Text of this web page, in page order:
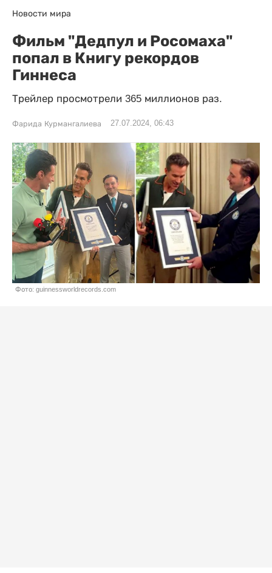
Новости мира
Фильм "Дедпул и Росомаха"
попал в Книгу рекордов
Гиннеса
Трейлер просмотрели 365 миллионов раз.
Фарида Курмангалиева 27.07.2024, 06:43
Фото: guinnessworldrecords.com